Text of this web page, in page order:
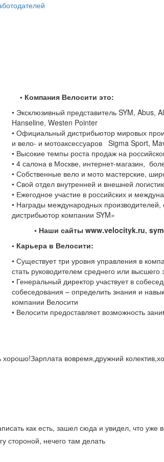
• Компания Велосити это:
• Эксклюзивный представитель SYM, Abus,
Hanseline, Westen Pointer
• Официальный дистрибьютор мировых
и вело- и мотоаксессуаров Sigma Sport,
• Высокие темпы роста продаж на
• 4 салона в Москве, интернет-магазин,
• Собственные вело и мото мастерские,
• Свой отдел внутренней и внешней
• Ежегодное участие в российских и
• Награды международных
дистрибьютор компании SYM»
• Наши сайты www.velocityk.ru‚
• Карьера в Велосити:
• Существует три уровня управления в
стать руководителем среднего или высшего
• Генеральный директор участвует в
собеседования – определить знания и
компании Велосити
• Велосити предоставляет возможность
хорошо!Зарплата вовремя,дружний
как есть, зашел сюда и увидел, что уже
стороной, нечего там делать